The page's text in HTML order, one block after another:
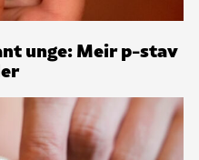
unge: Meir p-stav